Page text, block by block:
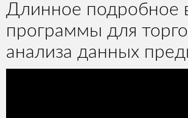
Длинное подробное
программы для
анализа данных